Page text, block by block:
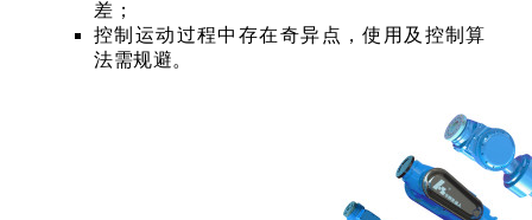
差；
控制运动过程中存在奇异点，使用及控制算
法需规避。